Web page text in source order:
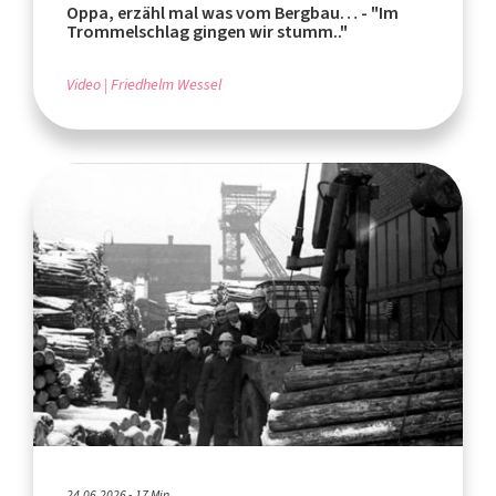
Oppa, erzähl mal was vom Bergbau… - "Im
Trommelschlag gingen wir stumm.."
Video Friedhelm Wessel